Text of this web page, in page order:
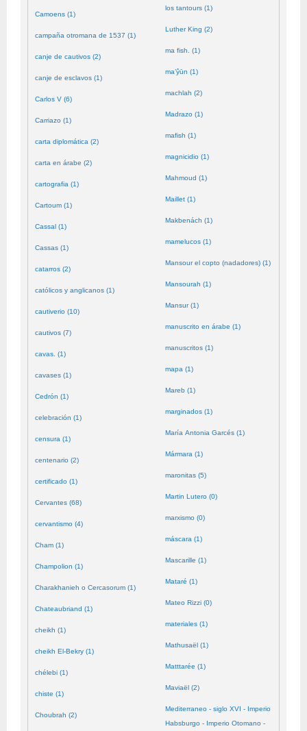
Camoens (1)
campaña otromana de 1537 (1)
canje de cautivos (2)
canje de esclavos (1)
Carlos V (6)
Carriazo (1)
carta diplomática (2)
carta en árabe (2)
cartografia (1)
Cartoum (1)
Cassal (1)
Cassas (1)
catarros (2)
católicos y anglicanos (1)
cautiverio (10)
cautivos (7)
cavas. (1)
cavases (1)
Cedrón (1)
celebración (1)
censura (1)
centenario (2)
certificado (1)
Cervantes (68)
cervantismo (4)
Cham (1)
Champolion (1)
Charakhanieh o Cercasorum (1)
Chateaubriand (1)
cheikh (1)
cheikh El-Bekry (1)
chélebi (1)
chiste (1)
Choubrah (2)
los tantours (1)
Luther King (2)
ma fish. (1)
ma’ŷūn (1)
machlah (2)
Madrazo (1)
mafish (1)
magnicidio (1)
Mahmoud (1)
Maillet (1)
Makbenách (1)
mamelucos (1)
Mansour el copto (nadadores) (1)
Mansourah (1)
Mansur (1)
manuscrito en árabe (1)
manuscritos (1)
mapa (1)
Mareb (1)
marginados (1)
María Antonia Garcés (1)
Mármara (1)
maronitas (5)
Martin Lutero (0)
marxismo (0)
máscara (1)
Mascarille (1)
Mataré (1)
Mateo Rizzi (0)
materiales (1)
Mathusaël (1)
Matttarée (1)
Maviaël (2)
Mediterraneo - siglo XVI - Imperio
Habsburgo - Imperio Otomano -